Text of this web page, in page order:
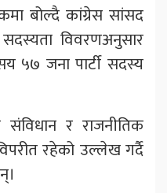
बोल्दै कांग्रेस सांसद
विवरणअनुसार
५७ जना पार्टी सदस्य
र राजनीतिक
रहेको उल्लेख गर्दै